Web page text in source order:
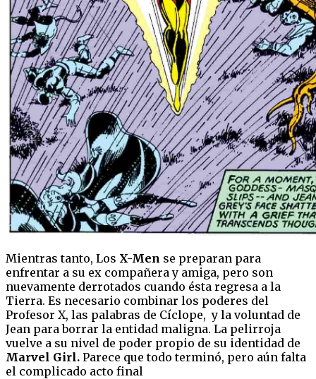
Mientras tanto, Los X-Men se preparan para
enfrentar a su ex compañera y amiga, pero son
nuevamente derrotados cuando ésta regresa a la
Tierra. Es necesario combinar los poderes del
Profesor X, las palabras de Cíclope, y la voluntad de
Jean para borrar la entidad maligna. La pelirroja
vuelve a su nivel de poder propio de su identidad de
Marvel Girl. Parece que todo terminó, pero aún falta
el complicado acto final